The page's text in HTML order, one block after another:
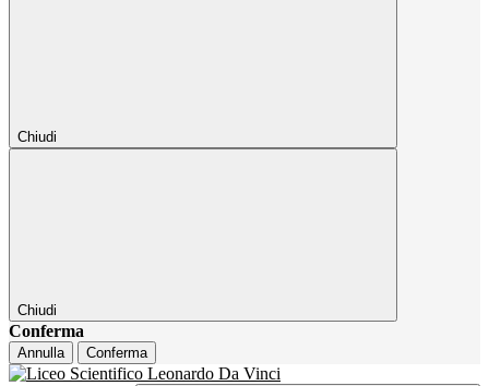
Chiudi
Chiudi
Conferma
Annulla Conferma